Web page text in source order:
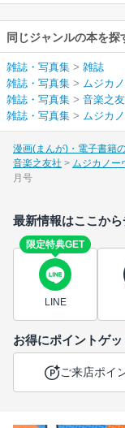
同じジャンルの本を探
雑誌・写真集 > 雑誌
雑誌・写真集 > ムジカ
雑誌・写真集 > 音楽之
雑誌・写真集 > ムジカ
漫画(まんが)・電子書籍
音楽之友社
ムジカノー
月号
最新情報はここから
限定特典GET
LINE
お得にポイントゲッ
ご来店ポイ